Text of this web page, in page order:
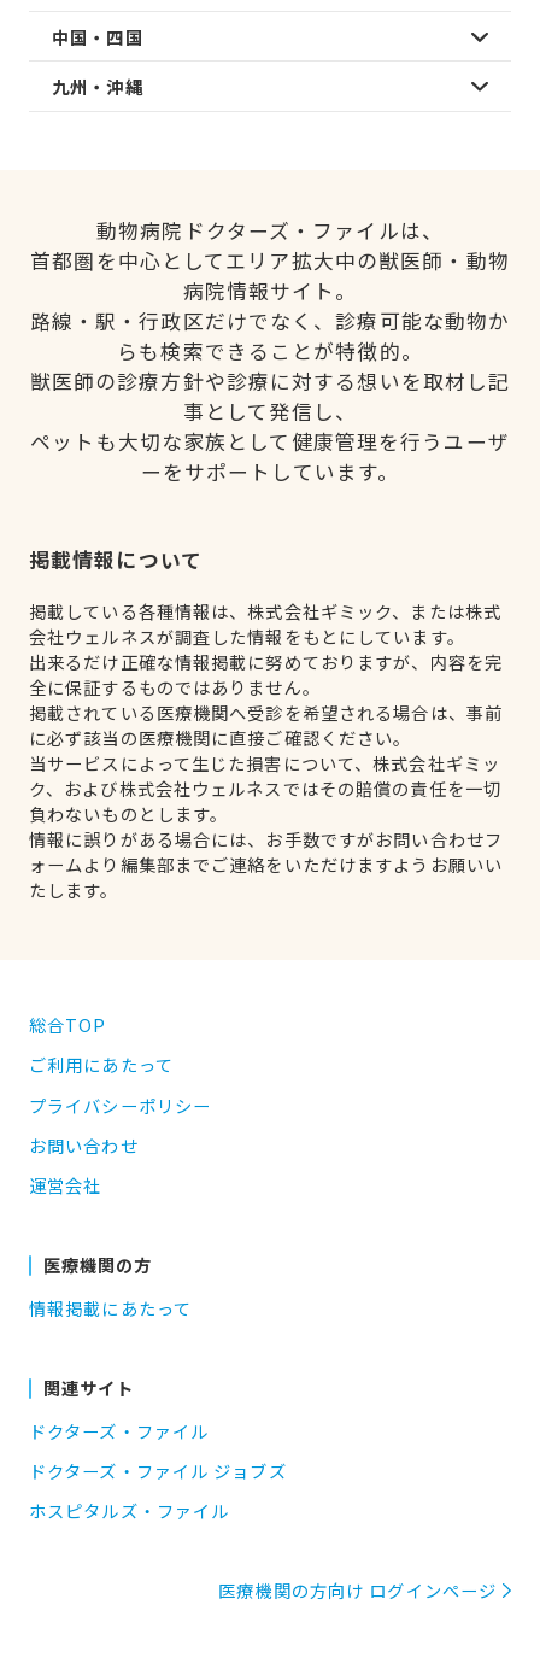
中国・四国
九州・沖縄
動物病院ドクターズ・ファイルは、
首都圏を中心としてエリア拡大中の獣医師・動物
病院情報サイト。
路線・駅・行政区だけでなく、診療可能な動物か
らも検索できることが特徴的。
獣医師の診療方針や診療に対する想いを取材し記
事として発信し、
ペットも大切な家族として健康管理を行うユーザ
ーをサポートしています。
掲載情報について
掲載している各種情報は、株式会社ギミック、または株式
会社ウェルネスが調査した情報をもとにしています。
出来るだけ正確な情報掲載に努めておりますが、内容を完
全に保証するものではありません。
掲載されている医療機関へ受診を希望される場合は、事前
に必ず該当の医療機関に直接ご確認ください。
当サービスによって生じた損害について、株式会社ギミッ
ク、および株式会社ウェルネスではその賠償の責任を一切
負わないものとします。
情報に誤りがある場合には、お手数ですがお問い合わせフ
ォームより編集部までご連絡をいただけますようお願いい
たします。
総合TOP
ご利用にあたって
プライバシーポリシー
お問い合わせ
運営会社
医療機関の方
情報掲載にあたって
関連サイト
ドクターズ・ファイル
ドクターズ・ファイル ジョブズ
ホスピタルズ・ファイル
医療機関の方向け ログインページ